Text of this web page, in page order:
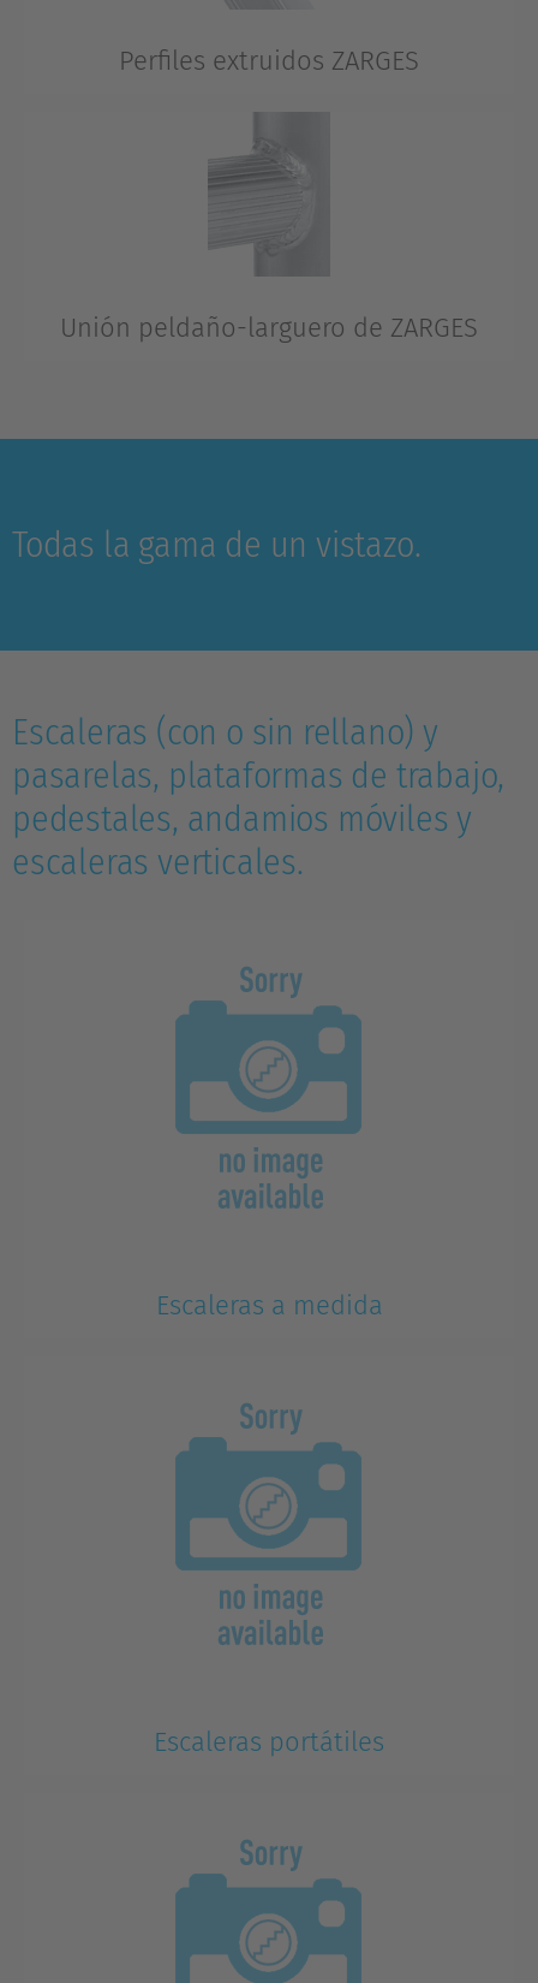
móvil con un sencillo ensamblaje, al mismo tiempo.
Perfiles extruidos ZARGES
utilizar perfiles extruidos de aluminio. Estos perfiles
aúnan la máxima estabilidad y robustez con un
Unión peldaño-larguero de ZARGES
estriados permiten un buen agarre y un ascenso
Todas la gama de un vistazo.
Escaleras (con o sin rellano) y
pasarelas, plataformas de trabajo,
pedestales, andamios móviles y
escaleras verticales.
Escaleras a medida
Escaleras portátiles